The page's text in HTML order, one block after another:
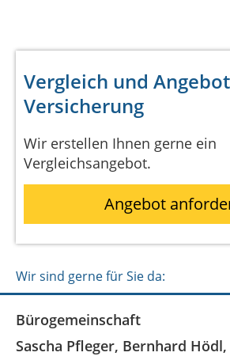
Vergleich und
Versicherung
Wir erstellen Ihnen gerne ein
Vergleichsangebot.
Angebot
Wir sind gerne für Sie da:
Bürogemeinschaft
Sascha Pfleger, Bernhard Hödl,